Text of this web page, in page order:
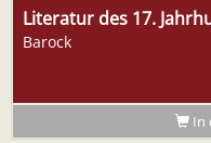
Literatur des 17.
Barock
In